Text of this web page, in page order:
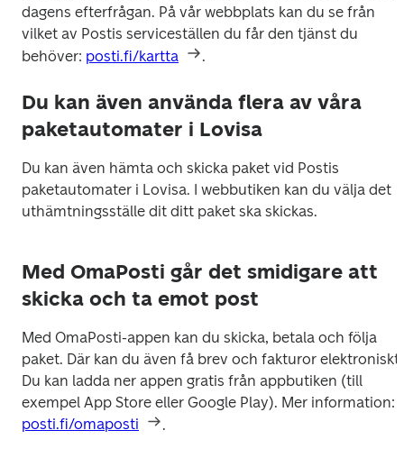
dagens efterfrågan. På vår webbplats kan du se från
vilket av Postis serviceställen du får den tjänst du
behöver: posti.fi/kartta .
Du kan även använda flera av våra
paketautomater i Lovisa
Du kan även hämta och skicka paket vid Postis
paketautomater i Lovisa. I webbutiken kan du välja det
uthämtningsställe dit ditt paket ska skickas.
Med OmaPosti går det smidigare att
skicka och ta emot post
Med OmaPosti-appen kan du skicka, betala och följa
paket. Där kan du även få brev och fakturor elektroniskt.
Du kan ladda ner appen gratis från appbutiken (till
posti.fi/omaposti
.